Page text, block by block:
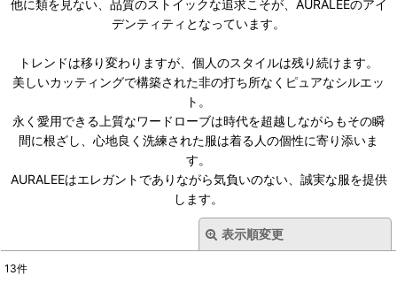
他に類を見ない、品質のストイックな追求こそが、AURALEEのアイ
デンティティとなっています。
トレンドは移り変わりますが、個人のスタイルは残り続けます。
美しいカッティングで構築された非の打ち所なくピュアなシルエッ
ト。
永く愛用できる上質なワードローブは時代を超越しながらもその瞬
間に根ざし、心地良く洗練された服は着る人の個性に寄り添いま
す。
AURALEEはエレガントでありながら気負いのない、誠実な服を提供
します。
表示順変更
13件